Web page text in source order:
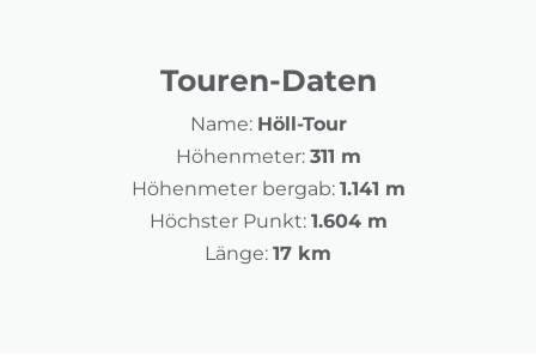
Touren-Daten
Name: Höll-Tour
Höhenmeter: 311 m
Höhenmeter bergab: 1.141 m
Höchster Punkt: 1.604 m
Länge: 17 km